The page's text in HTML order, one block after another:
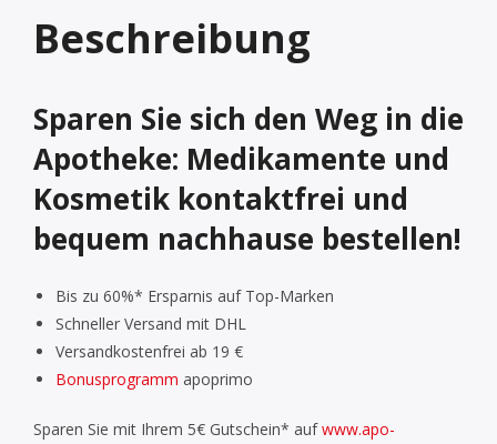
Beschreibung
Sparen Sie sich den Weg in die
Apotheke: Medikamente und
Kosmetik kontaktfrei und
bequem nachhause bestellen!
Bis zu 60%* Ersparnis auf Top-Marken
Schneller Versand mit DHL
Versandkostenfrei ab 19 €
Bonusprogramm apoprimo
Sparen Sie mit Ihrem 5€ Gutschein* aufwww.apo-